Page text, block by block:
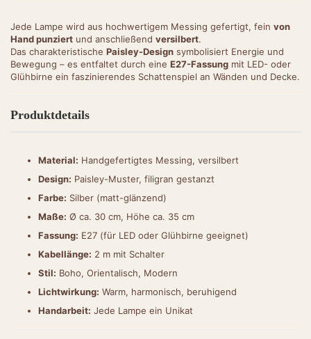
Jede Lampe wird aus hochwertigem Messing gefertigt, fein von
Hand punziert und anschließend versilbert.
Das charakteristische Paisley-Design symbolisiert Energie und
Bewegung – es entfaltet durch eine E27-Fassung mit LED- oder
Glühbirne ein faszinierendes Schattenspiel an Wänden und Decke.
Produktdetails
Material: Handgefertigtes Messing, versilbert
Design: Paisley-Muster, filigran gestanzt
Farbe: Silber (matt-glänzend)
Maße: Ø ca. 30 cm, Höhe ca. 35 cm
Fassung: E27 (für LED oder Glühbirne geeignet)
Kabellänge: 2 m mit Schalter
Stil: Boho, Orientalisch, Modern
Lichtwirkung: Warm, harmonisch, beruhigend
Handarbeit: Jede Lampe ein Unikat